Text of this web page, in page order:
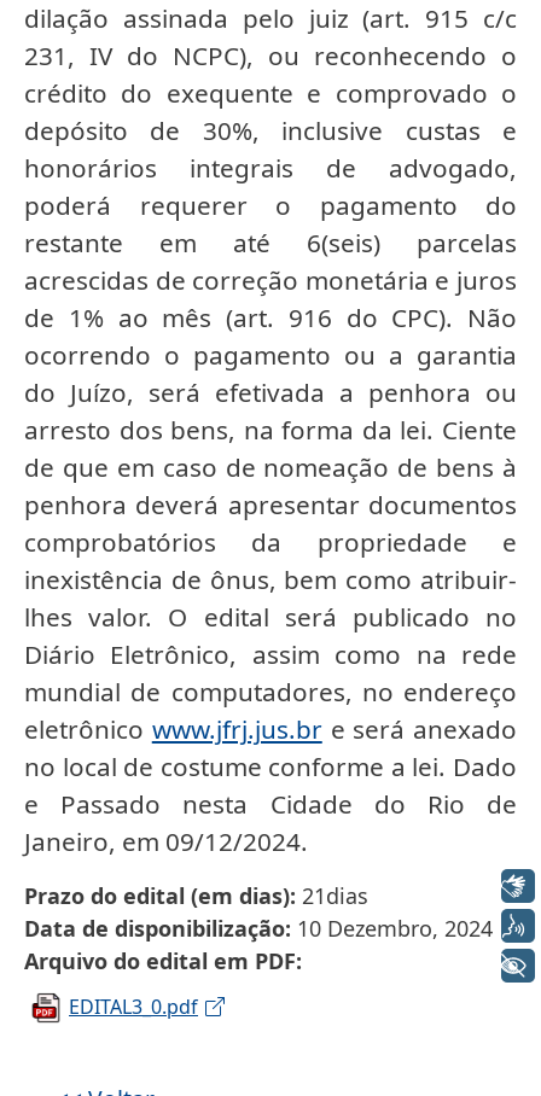
dilação assinada pelo juiz (art. 915 c/c
231, IV do NCPC), ou reconhecendo o
crédito do exequente e comprovado o
depósito de 30%, inclusive custas e
honorários integrais de advogado,
poderá requerer o pagamento do
restante em até 6(seis) parcelas
acrescidas de correção monetária e juros
de 1% ao mês (art. 916 do CPC). Não
ocorrendo o pagamento ou a garantia
do Juízo, será efetivada a penhora ou
arresto dos bens, na forma da lei. Ciente
de que em caso de nomeação de bens à
penhora deverá apresentar documentos
comprobatórios da propriedade e
inexistência de ônus, bem como atribuir-
lhes valor. O edital será publicado no
Diário Eletrônico, assim como na rede
mundial de computadores, no endereço
eletrônico www.jfrj.jus.bre será anexado
no local de costume conforme a lei. Dado
e Passado nesta Cidade do Rio de
Janeiro, em 09/12/2024.
Prazo do edital (em dias) 21dias
Data de disponibilização 10 Dezembro, 2024
Arquivo do edital em PDF
EDITAL3_0.pdf
Voz